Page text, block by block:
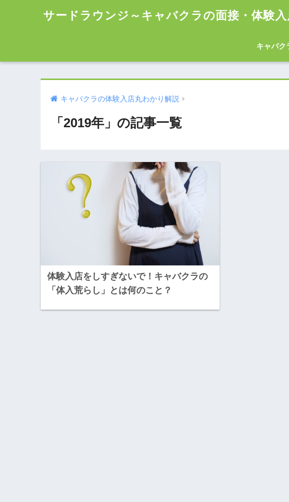
サードラウンジ～キャバクラの面接・体験
キャバク
キャバクラの体験入店丸わかり解説
「2019年」の記事一覧
体験入店をしすぎないで！キャバクラの
「体入荒らし」とは何のこと？